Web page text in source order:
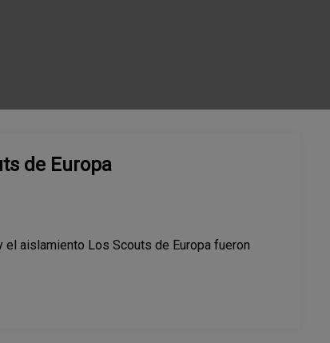
de Europa
aislamiento Los Scouts de Europa fueron